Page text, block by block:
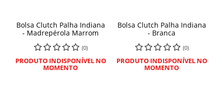
Bolsa Clutch Palha Indiana
- Madrepérola Marrom
(0)
PRODUTO INDISPONÍVEL NO
MOMENTO
Bolsa Clutch Palha Indiana
- Branca
(0)
PRODUTO INDISPONÍVEL NO
MOMENTO